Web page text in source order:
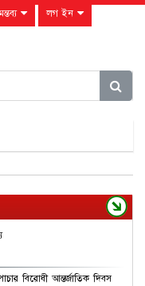
লগ ইন
বিরোধী আন্তর্জাতিক দিবস